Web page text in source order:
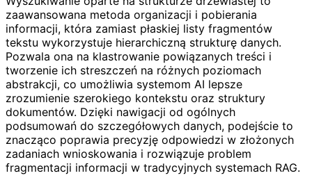
zaawansowana metoda organizacji i pobierania
informacji, która zamiast płaskiej listy fragmentów
tekstu wykorzystuje hierarchiczną strukturę danych.
Pozwala ona na klastrowanie powiązanych treści i
tworzenie ich streszczeń na różnych poziomach
abstrakcji, co umożliwia systemom AI lepsze
zrozumienie szerokiego kontekstu oraz struktury
dokumentów. Dzięki nawigacji od ogólnych
podsumowań do szczegółowych danych, podejście to
znacząco poprawia precyzję odpowiedzi w złożonych
zadaniach wnioskowania i rozwiązuje problem
fragmentacji informacji w tradycyjnych systemach RAG.